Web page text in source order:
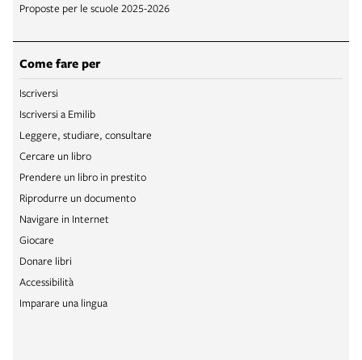
Proposte per le scuole 2025-2026
Come fare per
Iscriversi
Iscriversi a Emilib
Leggere, studiare, consultare
Cercare un libro
Prendere un libro in prestito
Riprodurre un documento
Navigare in Internet
Giocare
Donare libri
Accessibilità
Imparare una lingua